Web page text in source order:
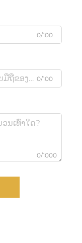
0/100
0/100
0/1000